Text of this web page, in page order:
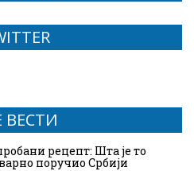
ВЕСТИ
рецепт: Шта је то
поручио Србији